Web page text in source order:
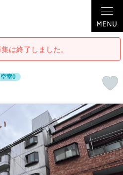
は終了しました。
空室0